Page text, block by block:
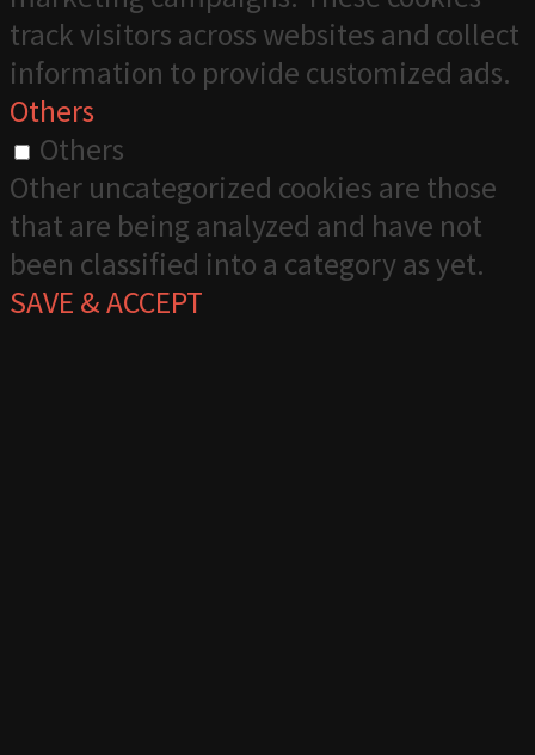
track visitors across websites and collect
information to provide customized ads.
Others
Others
Other uncategorized cookies are those
that are being analyzed and have not
been classified into a category as yet.
SAVE & ACCEPT